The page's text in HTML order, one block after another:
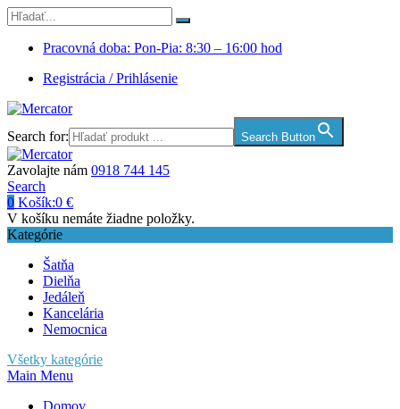
Pracovná doba: Pon-Pia: 8:30 – 16:00 hod
Registrácia / Prihlásenie
Search for: Search Button
Zavolajte nám 0918 744 145
Search
0 Košík:0 €
V košíku nemáte žiadne položky.
Kategórie
Šatňa
Dielňa
Jedáleň
Kancelária
Nemocnica
Všetky kategórie
Main Menu
Domov